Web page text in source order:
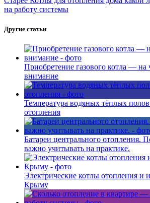
на работу системы
Другие статьи
Приобретение газового котла — на
внимание
Температура водяных тёплых
отопления
Батареи центрального отопления.
важно учитывать на практике.
Электрические котлы отопления и
Крыму